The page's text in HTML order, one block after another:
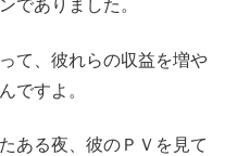
でありました。
て、彼れらの収益を増や
ですよ。
ある夜、彼のＰＶを見て